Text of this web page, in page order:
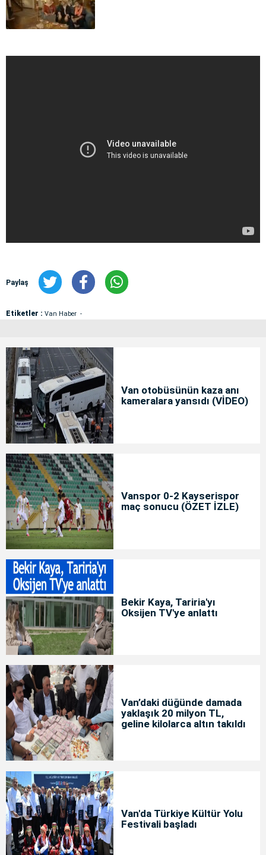
Paylaş
Etiketler : Van Haber
Van otobüsünün kaza anı
kameralara yansıdı (VİDEO)
Vanspor 0-2 Kayserispor
maç sonucu (ÖZET İZLE)
Bekir Kaya, Tariria'yı
Oksijen TV'ye anlattı
Van’daki düğünde damada
yaklaşık 20 milyon TL,
geline kilolarca altın takıldı
Van'da Türkiye Kültür Yolu
Festivali başladı